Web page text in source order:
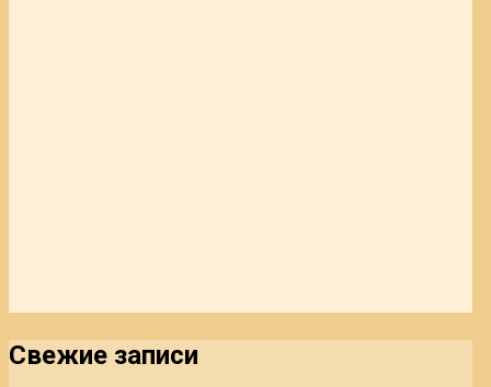
Свежие записи